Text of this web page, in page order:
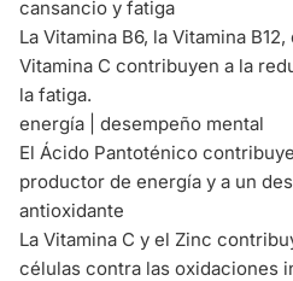
cansancio y fatiga
La Vitamina B6, la Vitamina
Vitamina C contribuyen a la
la fatiga.
energía | desempeño mental
El Ácido Pantoténico
productor de energía y a un
antioxidante
La Vitamina C y el Zinc
células contra las oxidaciones